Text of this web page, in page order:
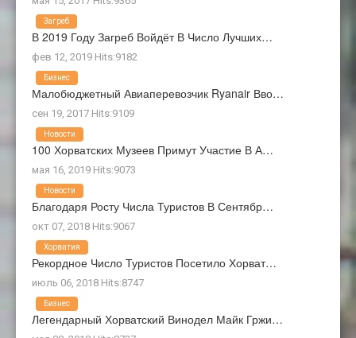
В 2019 Году Загреб Войдёт В Число Лучших…
фев 12, 2019 Hits:9182
Загреб
Малобюджетный Авиаперевозчик Ryanair Вво…
сен 19, 2017 Hits:9109
Бизнес
100 Хорватских Музеев Примут Участие В А…
мая 16, 2019 Hits:9073
Новости
Благодаря Росту Числа Туристов В Сентябр…
окт 07, 2018 Hits:9067
Новости
Рекордное Число Туристов Посетило Хорват…
июль 06, 2018 Hits:8747
Хорватия
Легендарный Хорватский Винодел Майк Гржи…
Бизнес